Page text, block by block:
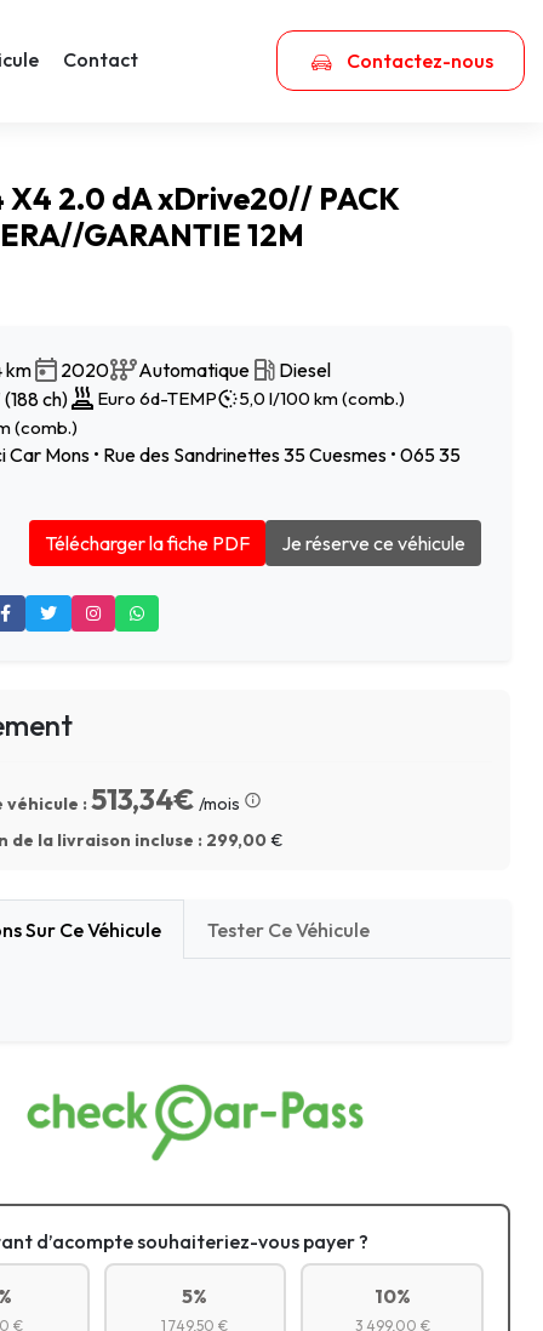
Contact Contactez-nous
X4 2.0 dA xDrive20// PACK
GARANTIE 12M
km 2020 Automatique
Diesel
ch)
Euro 6d-TEMP
5,0 l/100 km (comb.)
(comb.)
Car Mons • Rue des Sandrinettes 35 Cuesmes • 065 35
Télécharger la fiche PDF Je réserve ce véhicule
véhicule :513,34€ /mois
de la livraison incluse : 299,00 €
Sur Ce Véhicule Tester Ce Véhicule
d’acompte souhaiteriez-vous payer ?
€
5%
1 749,50 €
10%
3 499,00 €